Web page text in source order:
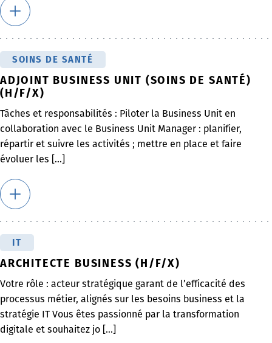
SOINS DE SANTÉ
ADJOINT BUSINESS UNIT (SOINS DE SANTÉ)
(H/F/X)
Tâches et responsabilités : Piloter la Business Unit en
collaboration avec le Business Unit Manager : planifier,
répartir et suivre les activités ; mettre en place et faire
évoluer les [...]
IT
ARCHITECTE BUSINESS (H/F/X)
Votre rôle : acteur stratégique garant de l’efficacité des
processus métier, alignés sur les besoins business et la
stratégie IT Vous êtes passionné par la transformation
digitale et souhaitez jo [...]